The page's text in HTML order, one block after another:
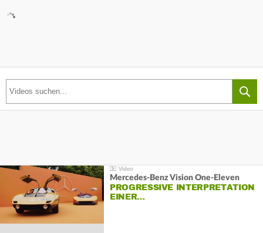
Mercedes-Benz Vision One-Eleven
PROGRESSIVE INTERPRETATION
EINER…